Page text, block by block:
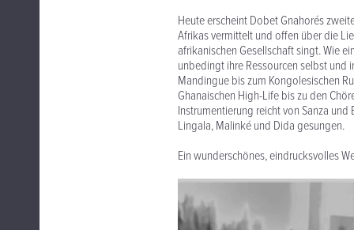
Heute erscheint Dobet Gnahorés
Afrikas vermittelt und offen über die
afrikanischen Gesellschaft singt. Wie
unbedingt ihre Ressourcen selbst und
Mandingue bis zum Kongolesischen
Ghanaischen High-Life bis zu den
Instrumentierung reicht von Sanza
Lingala, Malinké und Dida gesungen.
Ein wunderschönes, eindrucksvolles